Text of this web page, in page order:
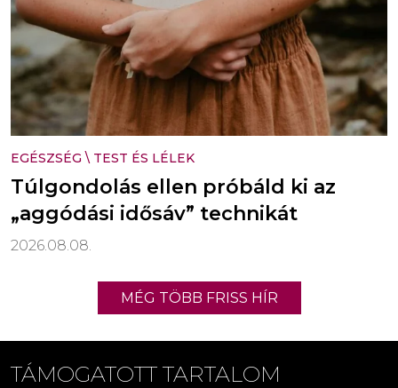
EGÉSZSÉG \ TEST ÉS LÉLEK
Túlgondolás ellen próbáld ki az
„aggódási idősáv” technikát
2026.08.08.
MÉG TÖBB FRISS HÍR
TÁMOGATOTT TARTALOM